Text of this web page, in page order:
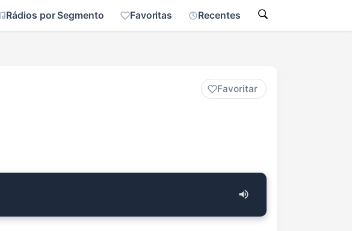
Rádios por Segmento Favoritas Recentes
Favoritar